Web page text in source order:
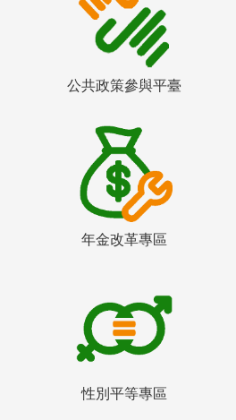
公共政策參與平臺
年金改革專區
性別平等專區